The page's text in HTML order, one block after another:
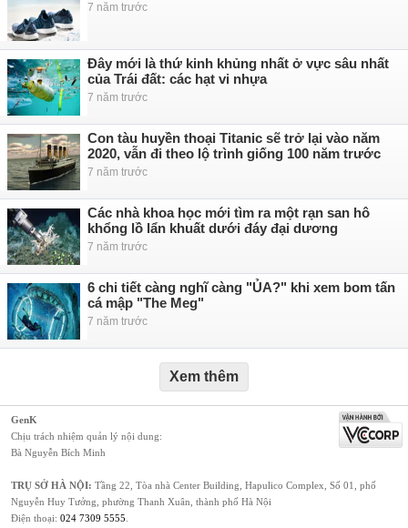
7 năm trước
Đây mới là thứ kinh khủng nhất ở vực sâu nhất
của Trái đất: các hạt vi nhựa
7 năm trước
Con tàu huyền thoại Titanic sẽ trở lại vào năm
2020, vẫn đi theo lộ trình giống 100 năm trước
7 năm trước
Các nhà khoa học mới tìm ra một rạn san hô
khổng lồ lẩn khuất dưới đáy đại dương
7 năm trước
6 chi tiết càng nghĩ càng "ỦA?" khi xem bom tấn
cá mập "The Meg"
7 năm trước
Xem thêm
GenK
Chịu trách nhiệm quản lý nội dung:
Bà Nguyễn Bích Minh
TRỤ SỞ HÀ NỘI: Tầng 22, Tòa nhà Center Building, Hapulico Complex, Số 01, phố
Nguyễn Huy Tưởng, phường Thanh Xuân, thành phố Hà Nội
Điện thoại: 024 7309 5555